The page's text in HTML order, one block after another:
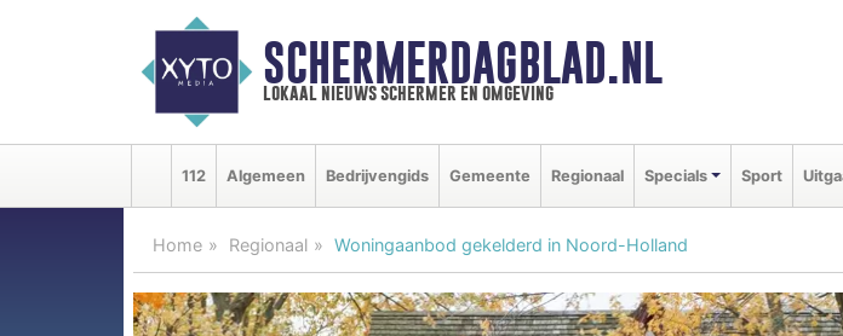
SCHERMERDAGBLAD.NL
lokaal nieuws schermer en omgeving
112 Algemeen Bedrijvengids Gemeente Regionaal Specials Sport
Home Regionaal Woningaanbod gekelderd in Noord-Holland